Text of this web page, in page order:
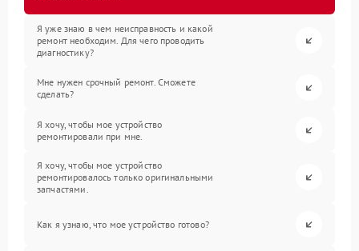
Я уже знаю в чем неисправность и какой
ремонт необходим. Для чего проводить
диагностику?
Мне нужен срочный ремонт. Сможете
сделать?
Я хочу, чтобы мое устройство
ремонтировали при мне.
Я хочу, чтобы мое устройство
ремонтировалось только оригинальными
запчастями.
Как я узнаю, что мое устройство готово?